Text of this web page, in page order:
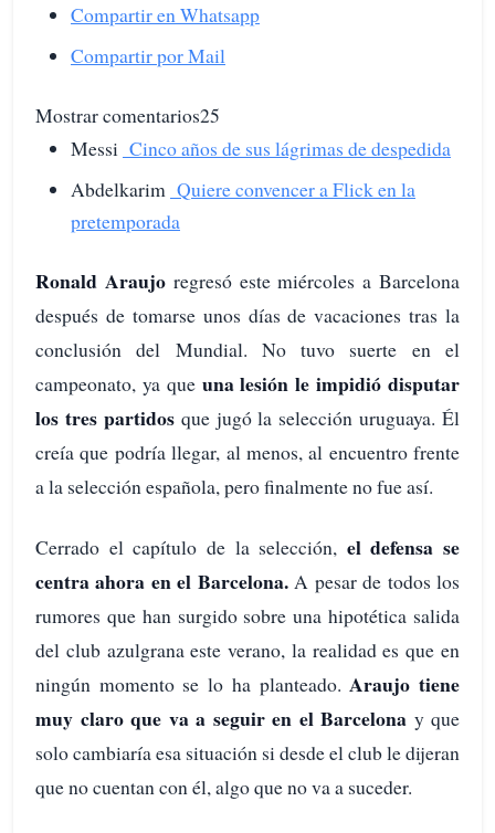
Compartir en Whatsapp
Compartir por Mail
Mostrar comentarios25
Messi Cinco años de sus lágrimas de despedida
Abdelkarim Quiere convencer a Flick en la
pretemporada
Ronald Araujoregresó este miércoles a Barcelona
después de tomarse unos días de vacaciones tras la
conclusión del Mundial. No tuvo suerte en el
campeonato, ya que una lesión le impidió disputar
los tres partidosque jugó la selección uruguaya. Él
creía que podría llegar, al menos, al encuentro frente
a la selección española, pero finalmente no fue así.
Cerrado el capítulo de la selección, el defensa se
centra ahora en el Barcelona.A pesar de todos los
rumores que han surgido sobre una hipotética salida
del club azulgrana este verano, la realidad es que en
ningún momento se lo ha planteado.Araujo tiene
muy claro que va a seguir en el Barcelona y que
solo cambiaría esa situación si desde el club le dijeran
que no cuentan con él, algo que no va a suceder.